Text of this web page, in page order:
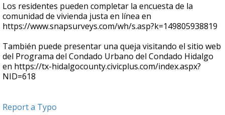
Los residentes pueden completar la encuesta de la
comunidad de vivienda justa en línea en
https://www.snapsurveys.com/wh/s.asp?k=149805938819
También puede presentar una queja visitando el sitio web
del Programa del Condado Urbano del Condado Hidalgo
en https://tx-hidalgocounty.civicplus.com/index.aspx?
NID=618
Report a Typo